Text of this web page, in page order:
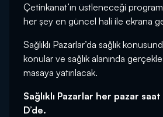
Çetinkanat’ın üstleneceği
her şey en güncel hali ile ekrana
Sağlıklı Pazarlar’da sağlık
konular ve sağlık alanında
masaya yatırılacak.
Sağlıklı Pazarlar her pazar
D’de.